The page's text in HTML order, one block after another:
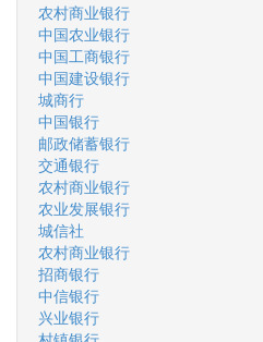
农村商业银行
中国农业银行
中国工商银行
中国建设银行
城商行
中国银行
邮政储蓄银行
交通银行
农村商业银行
农业发展银行
城信社
农村商业银行
招商银行
中信银行
兴业银行